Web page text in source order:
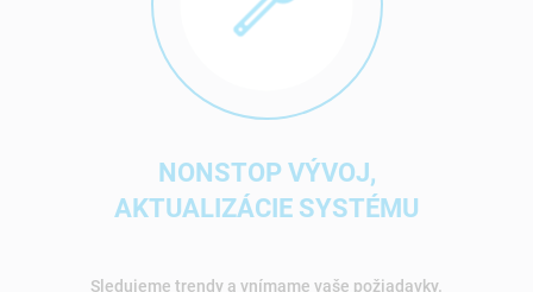
NONSTOP VÝVOJ,
AKTUALIZÁCIE SYSTÉMU
Sledujeme trendy a vnímame vaše požiadavky.